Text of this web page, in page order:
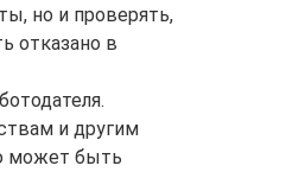
но и проверять,
отказано в
и другим
может быть